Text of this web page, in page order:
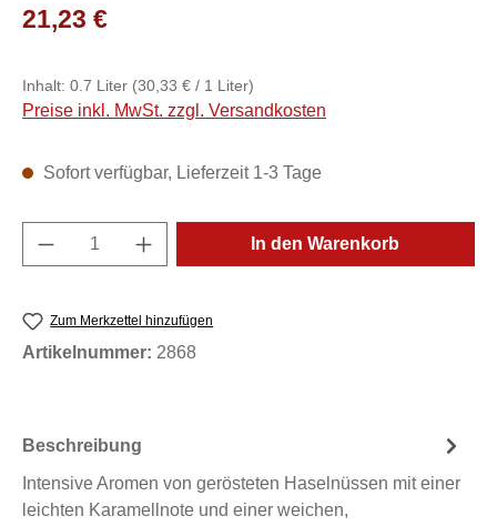
Regulärer Preis:
21,23 €
Inhalt: 0.7 Liter (30,33 € / 1 Liter)
Preise inkl. MwSt. zzgl. Versandkosten
Sofort verfügbar, Lieferzeit 1-3 Tage
Produkt Anzahl: Gib den gewünschten
In den Warenkorb
Zum Merkzettel hinzufügen
Artikelnummer: 2868
Beschreibung
Intensive Aromen von gerösteten Haselnüssen mit einer
leichten Karamellnote und einer weichen,